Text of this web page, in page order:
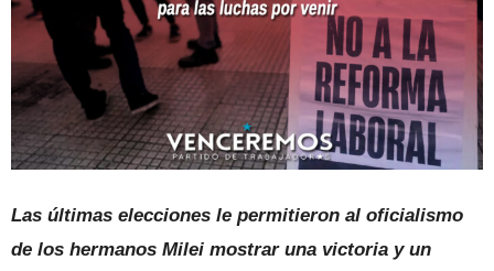
Las últimas elecciones le permitieron al oficialismo
de los hermanos Milei mostrar una victoria y un